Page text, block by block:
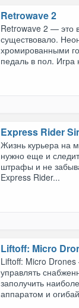
Retrowave 2
Retrowave 2 — это
существовало.
хромированными
педаль в пол. Игра
Express Rider
Жизнь курьера на
нужно еще и
штрафы и не
Express Rider...
Liftoff: Micro
Liftoff: Micro
управлять
заполучить
аппаратом и